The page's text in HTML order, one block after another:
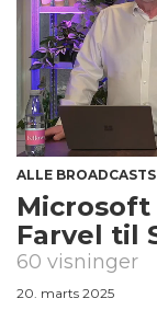
ALLE BROADCASTS
Microsoft
Farvel til
60 visninger
20. marts 2025